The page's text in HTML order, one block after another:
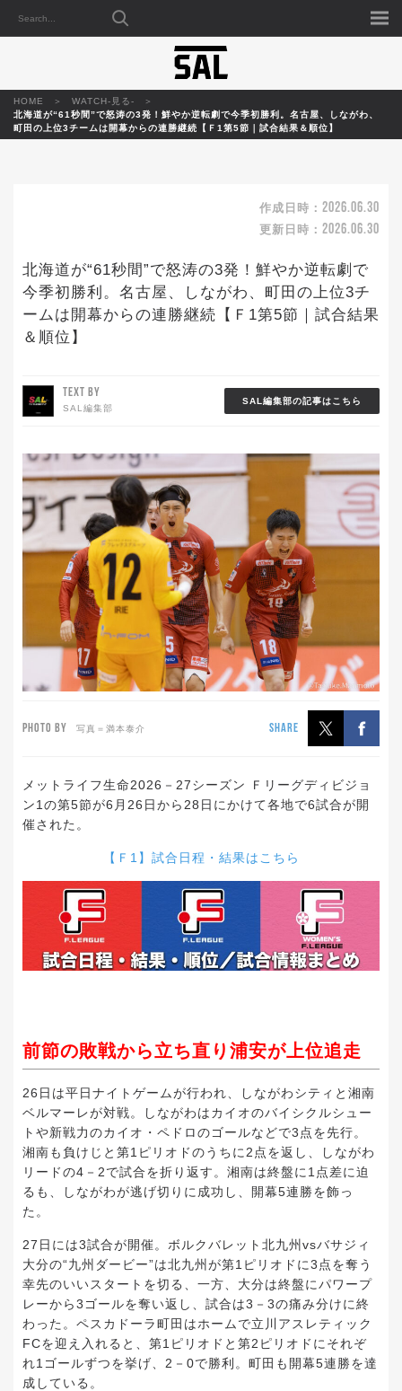
HOME
WATCH-見る-
北海道が“61秒間”で怒涛の3発！鮮やか逆転劇で今季初勝利。名古屋、しながわ、
町田の上位3チームは開幕からの連勝継続【Ｆ1第5節｜試合結果＆順位】
作成日時： 2026.06.30
更新日時： 2026.06.30
北海道が“61秒間”で怒涛の3発！鮮やか逆転劇で
今季初勝利。名古屋、しながわ、町田の上位3チ
ームは開幕からの連勝継続【Ｆ1第5節｜試合結果
＆順位】
TEXT BY
SAL編集部
SAL編集部の記事はこちら
PHOTO BY 写真＝満本泰介 SHARE
メットライフ生命2026－27シーズン Ｆリーグディビジョ
ン1の第5節が6月26日から28日にかけて各地で6試合が開
催された。
【 Ｆ1 】試合日程・結果はこちら
前節の敗戦から立ち直り浦安が上位追走
26日は平日ナイトゲームが行われ、しながわシティと湘南
ベルマーレが対戦。しながわはカイオのバイシクルシュー
トや新戦力のカイオ・ペドロのゴールなどで3点を先行。
湘南も負けじと第1ピリオドのうちに2点を返し、しながわ
リードの4－2で試合を折り返す。湘南は終盤に1点差に迫
るも、しながわが逃げ切りに成功し、開幕5連勝を飾っ
た。
27日には3試合が開催。ボルクバレット北九州vsバサジィ
大分の“九州ダービー”は北九州が第1ピリオドに3点を奪う
幸先のいいスタートを切る、一方、大分は終盤にパワープ
レーから3ゴールを奪い返し、試合は3－3の痛み分けに終
わった。ペスカドーラ町田はホームで立川アスレティック
FCを迎え入れると、第1ピリオドと第2ピリオドにそれぞ
れ1ゴールずつを挙げ、2－0で勝利。町田も開幕5連勝を達
成している。